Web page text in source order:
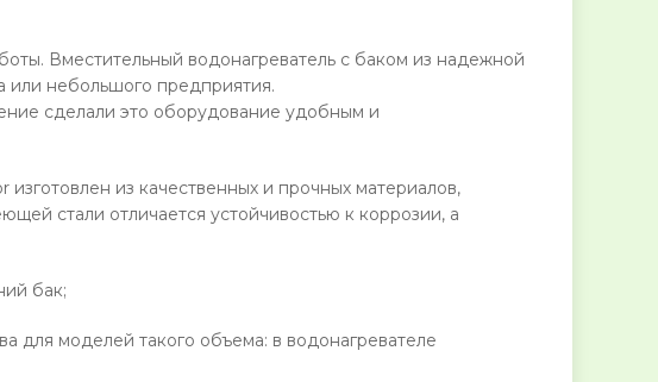
Вместительный водонагреватель с баком из надежной
или небольшого предприятия.
сделали это оборудование удобным и
из качественных и прочных материалов,
стали отличается устойчивостью к коррозии, а
бак;
для моделей такого объема: в водонагревателе